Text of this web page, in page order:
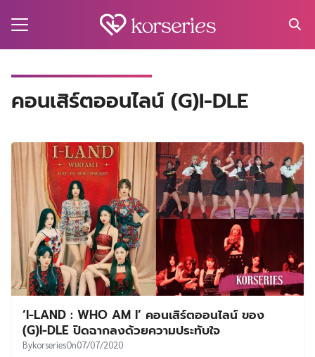
คอนเสิร์ตออนไลน์ (G)I-DLE
‘I-LAND : WHO AM I’ คอนเสิร์ตออนไลน์ ของ
(G)I-DLE ปิดฉากลงด้วยความประทับใจ
BykorseriesOn07/07/2020